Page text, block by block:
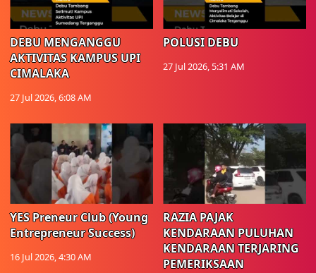
DEBU MENGANGGU
AKTIVITAS KAMPUS UPI
CIMALAKA
27 Jul 2026, 6:08 AM
POLUSI DEBU
27 Jul 2026, 5:31 AM
YES Preneur Club (Young
Entrepreneur Success)
16 Jul 2026, 4:30 AM
RAZIA PAJAK
KENDARAAN PULUHAN
KENDARAAN TERJARING
PEMERIKSAAN